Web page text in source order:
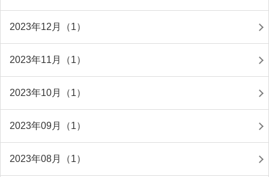
2023年12月（1）
2023年11月（1）
2023年10月（1）
2023年09月（1）
2023年08月（1）